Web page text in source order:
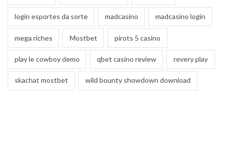
login esportes da sorte madcasino madcasino login
mega riches Mostbet pirots 5 casino
play le cowboy demo qbet casino review revery play
skachat mostbet wild bounty showdown download